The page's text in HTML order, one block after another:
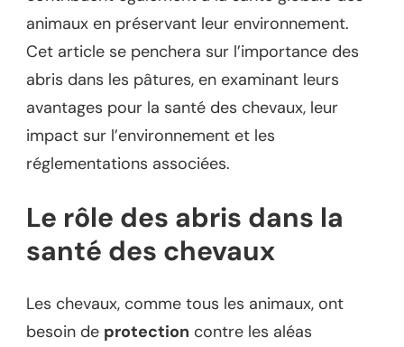
animaux en préservant leur environnement.
Cet article se penchera sur l’importance des
abris dans les pâtures, en examinant leurs
avantages pour la santé des chevaux, leur
impact sur l’environnement et les
réglementations associées.
Le rôle des abris dans la
santé des chevaux
Les chevaux, comme tous les animaux, ont
besoin de protection contre les aléas